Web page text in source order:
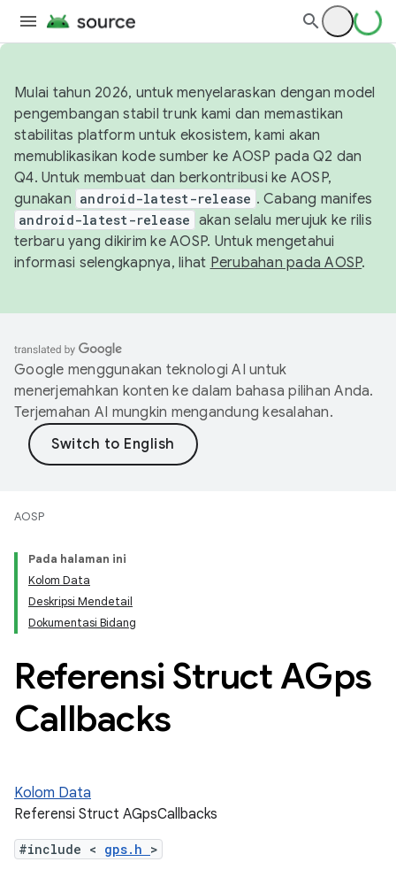
Mulai tahun 2026, untuk menyelaraskan dengan model
pengembangan stabil trunk kami dan memastikan
stabilitas platform untuk ekosistem, kami akan
memublikasikan kode sumber ke AOSP pada Q2 dan
Q4. Untuk membuat dan berkontribusi ke AOSP,
gunakan android-latest-release . Cabang manifes
android-latest-release akan selalu merujuk ke rilis
terbaru yang dikirim ke AOSP. Untuk mengetahui
informasi selengkapnya, lihat Perubahan pada AOSP.
Google menggunakan teknologi AI untuk
menerjemahkan konten ke dalam bahasa pilihan Anda.
Terjemahan AI mungkin mengandung kesalahan.
AOSP
Pada halaman ini
Kolom Data
Deskripsi Mendetail
Dokumentasi Bidang
Referensi Struct AGps
Callbacks
Kolom Data
Referensi Struct AGpsCallbacks
#include < gps.h >